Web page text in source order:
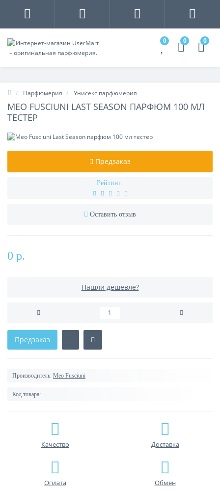
0 0 0
Парфюмерия Унисекс парфюмерия
MEO FUSCIUNI LAST SEASON ПАРФЮМ 100 МЛ
ТЕСТЕР
Предзаказ
Рейтинг:
Оставить отзыв
0 р.
Нашли дешевле?
Предзаказ
Производитель: Meo Fusciuni
Код товара:
Качество Доставка
Оплата Обмен